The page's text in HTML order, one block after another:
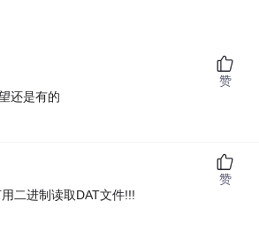
还是有的
赞
二进制读取DAT文件!!!
赞